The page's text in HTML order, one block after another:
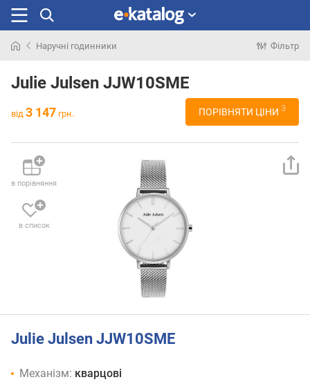
раніше
Наручні годинники Фільтр
Julie Julsen JJW10SME
від 3 147 грн. ПОРІВНЯТИ ЦІНИ 3
в порівняння
в список
Julie Julsen JJW10SME
Механізм: кварцові